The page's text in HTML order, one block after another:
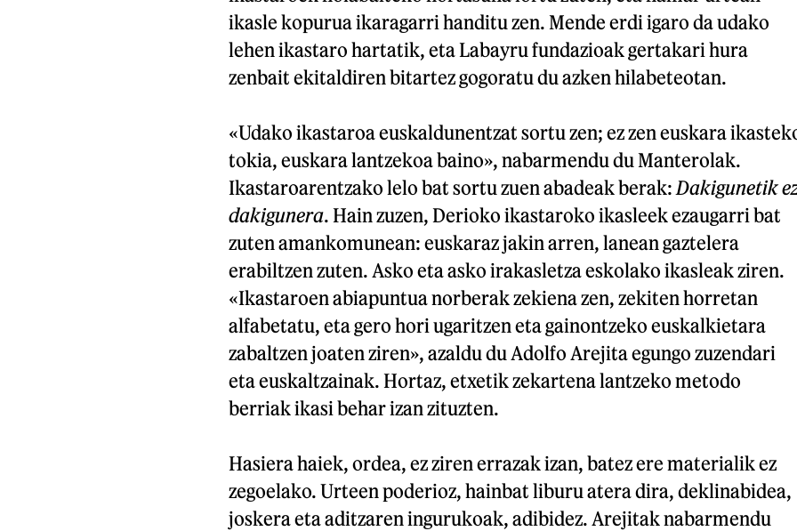
ikasle kopurua ikaragarri handitu zen. Mende erdi igaro da udako
lehen ikastaro hartatik, eta Labayru fundazioak gertakari hura
zenbait ekitaldiren bitartez gogoratu du azken hilabeteotan.
«Udako ikastaroa euskaldunentzat sortu zen; ez zen euskara
tokia, euskara lantzekoa baino», nabarmendu du Manterolak.
Ikastaroarentzako lelo bat sortu zuen abadeak berak: Dakigunetik
dakigunera. Hain zuzen, Derioko ikastaroko ikasleek ezaugarri bat
zuten amankomunean: euskaraz jakin arren, lanean gaztelera
erabiltzen zuten. Asko eta asko irakasletza eskolako ikasleak ziren.
«Ikastaroen abiapuntua norberak zekiena zen, zekiten horretan
alfabetatu, eta gero hori ugaritzen eta gainontzeko euskalkietara
zabaltzen joaten ziren», azaldu du Adolfo Arejita egungo zuzendari
eta euskaltzainak. Hortaz, etxetik zekartena lantzeko metodo
berriak ikasi behar izan zituzten.
Hasiera haiek, ordea, ez ziren errazak izan, batez ere materialik ez
zegoelako. Urteen poderioz, hainbat liburu atera dira, deklinabidea,
joskera eta aditzaren ingurukoak, adibidez. Arejitak nabarmendu